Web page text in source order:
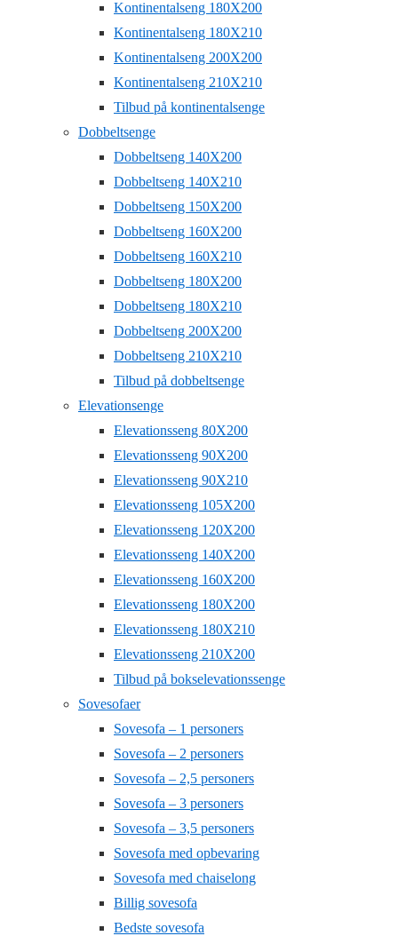
Kontinentalseng 180X200
Kontinentalseng 180X210
Kontinentalseng 200X200
Kontinentalseng 210X210
Tilbud på kontinentalsenge
Dobbeltsenge
Dobbeltseng 140X200
Dobbeltseng 140X210
Dobbeltseng 150X200
Dobbeltseng 160X200
Dobbeltseng 160X210
Dobbeltseng 180X200
Dobbeltseng 180X210
Dobbeltseng 200X200
Dobbeltseng 210X210
Tilbud på dobbeltsenge
Elevationsenge
Elevationsseng 80X200
Elevationsseng 90X200
Elevationsseng 90X210
Elevationsseng 105X200
Elevationsseng 120X200
Elevationsseng 140X200
Elevationsseng 160X200
Elevationsseng 180X200
Elevationsseng 180X210
Elevationsseng 210X200
Tilbud på bokselevationssenge
Sovesofaer
Sovesofa – 1 personers
Sovesofa – 2 personers
Sovesofa – 2,5 personers
Sovesofa – 3 personers
Sovesofa – 3,5 personers
Sovesofa med opbevaring
Sovesofa med chaiselong
Billig sovesofa
Bedste sovesofa